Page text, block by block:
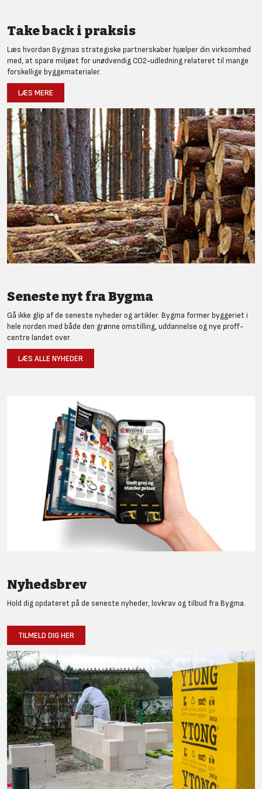
Take back i praksis
Læs hvordan Bygmas strategiske partnerskaber hjælper din virksomhed
med, at spare miljøet for unødvendig CO2-udledning relateret til mange
forskellige byggematerialer.
LÆS MERE
Seneste nyt fra Bygma
Gå ikke glip af de seneste nyheder og artikler. Bygma former byggeriet i
hele norden med både den grønne omstilling, uddannelse og nye proff-
centre landet over.
LÆS ALLE NYHEDER
Nyhedsbrev
Hold dig opdateret på de seneste nyheder, lovkrav og tilbud fra Bygma.
TILMELD DIG HER